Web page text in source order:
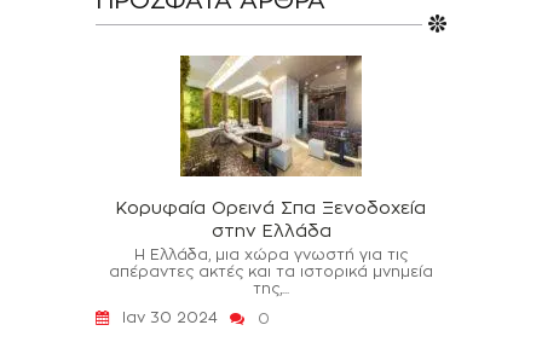
Κορυφαία Ορεινά Σπα Ξενοδοχεία
στην Ελλάδα
Η Ελλάδα, μια χώρα γνωστή για τις
απέραντες ακτές και τα ιστορικά μνημεία
της,...
Ιαν 30 2024
0